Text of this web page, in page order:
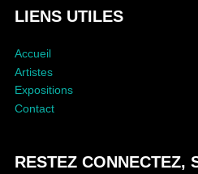
I
O
LIENS UTILES
Accueil
Artistes
Expositions
Contact
RESTEZ CONNECTEZ,